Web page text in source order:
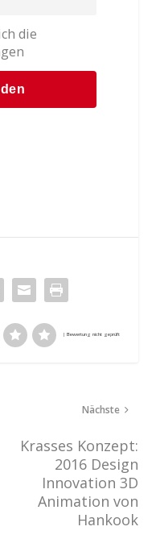
die
Nächste
Krasses Konzept:
2016 Design
Innovation 3D
Animation von
Hankook